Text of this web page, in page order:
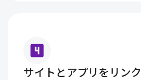
looks_4
サイトとアプリをリンク